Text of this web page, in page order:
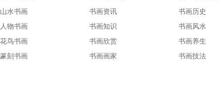
山水书画
人物书画
花鸟书画
篆刻书画
书画资讯
书画知识
书画欣赏
书画画家
书画历史
书画风水
书画养生
书画技法